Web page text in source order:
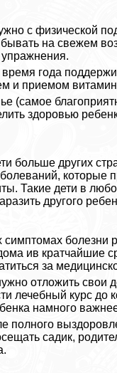
с физической
на свежем
года
и приемом
(самое
здоровью
больше других
которые
Такие дети в
другого
болезни
ив кратчайшие
за
отложить свои
лечебный курс до
намного
полного
садик,